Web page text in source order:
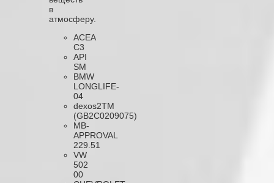
в
атмосферу.
ACEA
C3
API
SM
BMW
LONGLIFE-
04
dexos2TM
(GB2C0209075)
MB-
APPROVAL
229.51
VW
502
00